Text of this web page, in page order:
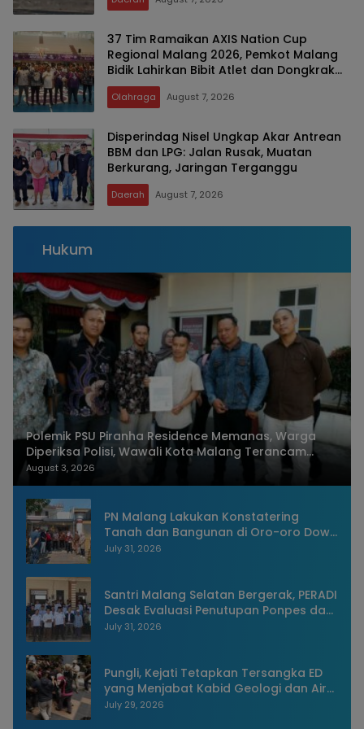
37 Tim Ramaikan AXIS Nation Cup
Regional Malang 2026, Pemkot Malang
Bidik Lahirkan Bibit Atlet dan Dongkrak
Sport Tourism
Olahraga August 7, 2026
Disperindag Nisel Ungkap Akar Antrean
BBM dan LPG: Jalan Rusak, Muatan
Berkurang, Jaringan Terganggu
Daerah August 7, 2026
Hukum
Polemik PSU Piranha Residence Memanas, Warga
Diperiksa Polisi, Wawali Kota Malang Terancam
Dilaporkan
August 3, 2026
PN Malang Lakukan Konstatering
Tanah dan Bangunan di Oro-oro Dowo
Kota Malang
July 31, 2026
Santri Malang Selatan Bergerak, PERADI
Desak Evaluasi Penutupan Ponpes dan
Penangkapan Pengasuh
July 31, 2026
Pungli, Kejati Tetapkan Tersangka ED
yang Menjabat Kabid Geologi dan Air
Tanah Dinas ESDM Jatim
July 29, 2026